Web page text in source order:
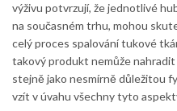
výživu potvrzují, že jednotlivé
na současném trhu, mohou
celý proces spalování tukové
takový produkt nemůže
stejně jako nesmírně důležitou
vzít v úvahu všechny tyto